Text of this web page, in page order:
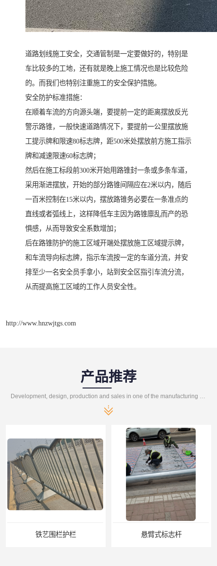
道路划线施工安全，交通管制是一定要做好的，特别是
车比较多的工地，还有就是晚上施工情况也是比较危险
的。而我们也特别注重施工的安全保护措施。
安全防护标准措施：
在顺着车流的方向源头端，要提前一定的距离摆放反光
警示路锥，一般快速道路情况下，要提前一公里摆放施
工提示牌和限速80标志牌，距500米处摆放前方施工指示
牌和减速限速60标志牌；
然后在施工标段前300米开始用路锥封一条或多条车道，
采用渐进摆放，开始的部分路锥间隔应在2米以内，随后
一百米控制在15米以内，摆放路锥务必要在一条准点的
直线或者弧线上，这样降低车主因为路锥廪乱而产的恐
惧感，从而导致安全系数增加；
后在路锥防护的施工区域开端处摆放施工区域提示牌，
和车流导向标志牌，指示车流按一定的车道分流，并安
排至少一名安全员手拿小，站到安全区指引车流分流，
从而提高施工区域的工作人员安全性。
http://www.hnzwjtgs.com
产品推荐
铁艺围栏护栏 悬臂式标志杆